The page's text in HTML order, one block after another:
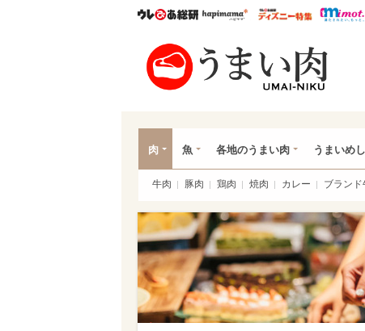
ウレぴあ総研ハピママ* ウレぴ
肉 魚 各地のうまい肉 うまいめし
牛肉 豚肉 鶏肉 焼肉 カレー ブランド